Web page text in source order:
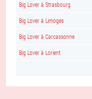
Big Lover à Strasbourg
Big Lover à Limoges
Big Lover à Carcassonne
Big Lover à Lorient